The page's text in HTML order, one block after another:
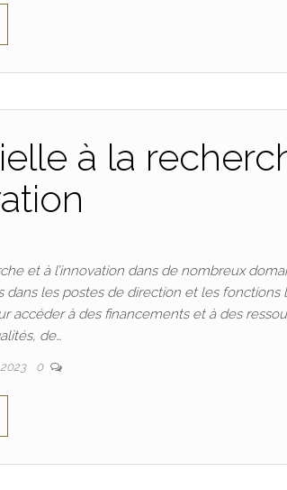
à la
et à l’innovation dans de nombreux
les postes de direction et les fonctions
à des financements et à des
de…
0